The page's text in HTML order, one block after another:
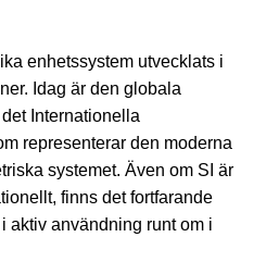
enhetssystem utvecklats i
Idag är den globala
Internationella
representerar den moderna
systemet. Även om SI är
finns det fortfarande
aktiv användning runt om i